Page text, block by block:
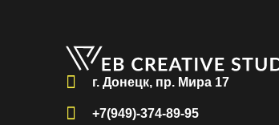
г. Донецк, пр. Мира 17
+7(949)-374-89-95